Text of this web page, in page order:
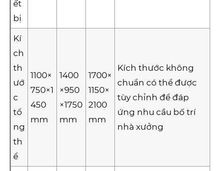
ết
bị
Kí
ch
th
ướ
c
tổ
ng
th
ể
1100×
750×1
450
mm
1400
×950
×1750
mm
1700×
1150×
2100
mm
Kích thước không
chuẩn có thể được
tùy chỉnh để đáp
ứng nhu cầu bố trí
nhà xưởng